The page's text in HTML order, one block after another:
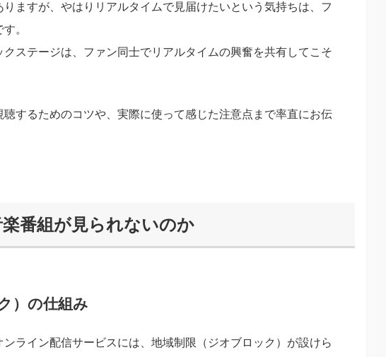
ますが、やはりリアルタイムで見届けたいという気持ちは、フ
。
ステージは、ファン同士でリアルタイムの興奮を共有してこそ
するためのコツや、実際に使って感じた注意点まで率直にお伝
番組が見られないのか
）の仕組み
ライン配信サービスには、地域制限（ジオブロック）が設けら